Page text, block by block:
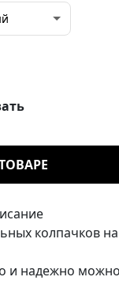
колпачков
и надежно